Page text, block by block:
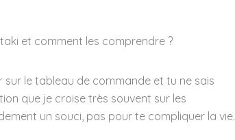
et comment les comprendre ?
le tableau de commande et tu ne sais
que je croise très souvent sur les
un souci, pas pour te compliquer la vie.